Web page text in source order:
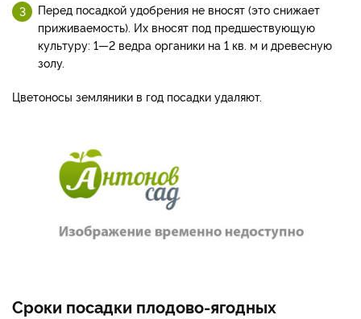
Перед посадкой удобрения не вносят (это снижает
приживаемость). Их вносят под предшествующую
культуру: 1—2 ведра органики на 1 кв. м и древесную
золу.
Цветоносы земляники в год посадки удаляют.
Сроки посадки плодово-ягодных